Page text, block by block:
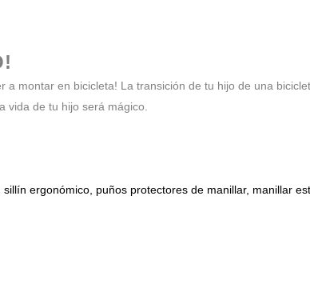
montar en bicicleta! La transición de tu hijo de una
vida de tu hijo será mágico.
ergonómico, puños protectores de manillar, manillar